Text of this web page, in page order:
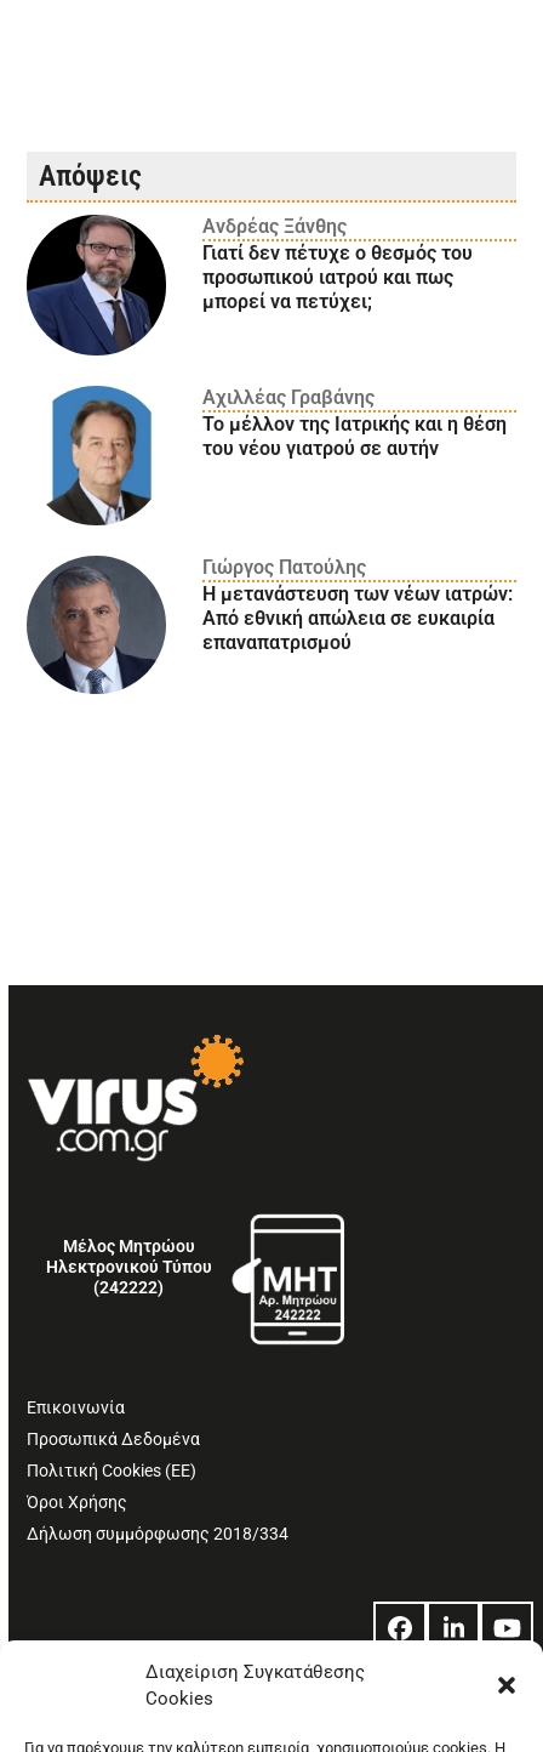
Διαχείριση Συγκατάθεσης
Cookies
Για να παρέχουμε την καλύτερη εμπειρία, χρησιμοποιούμε cookies. Η
Απόψεις
Ανδρέας Ξάνθης
Γιατί δεν πέτυχε ο θεσμός του
προσωπικού ιατρού και πως
μπορεί να πετύχει;
Αχιλλέας Γραβάνης
Το μέλλον της Ιατρικής και η θέση
του νέου γιατρού σε αυτήν
Γιώργος Πατούλης
Η μετανάστευση των νέων ιατρών:
Aπό εθνική απώλεια σε ευκαιρία
επαναπατρισμού
Μέλος Μητρώου
Ηλεκτρονικού Τύπου
(242222)
Επικοινωνία
Προσωπικά Δεδομένα
Πολιτική Cookies (ΕΕ)
Όροι Χρήσης
Δήλωση συμμόρφωσης 2018/334
Facebook
LinkedIn
© Copyright: Ethos Media S.A.